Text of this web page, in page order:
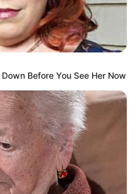
Before You See Her Now